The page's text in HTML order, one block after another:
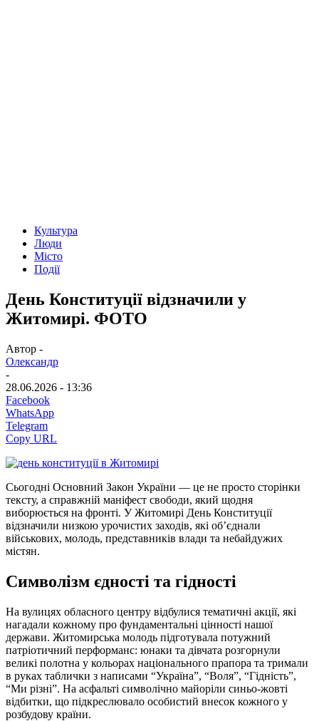
Культура
Люди
Місто
Події
День Конституції відзначили у
Житомирі. ФОТО
Автор -
Олександр
-
28.06.2026 - 13:36
Facebook
WhatsApp
Telegram
Copy URL
Сьогодні Основний Закон України — це не просто сторінки
тексту, а справжній маніфест свободи, який щодня
виборюється на фронті. У Житомирі День Конституції
відзначили низкою урочистих заходів, які об’єднали
військових, молодь, представників влади та небайдужих
містян.
Символізм єдності та гідності
На вулицях обласного центру відбулися тематичні акції, які
нагадали кожному про фундаментальні цінності нашої
держави. Житомирська молодь підготувала потужний
патріотичний перформанс: юнаки та дівчата розгорнули
великі полотна у кольорах національного прапора та тримали
в руках таблички з написами “Україна”, “Воля”, “Гідність”,
“Ми різні”. На асфальті символічно майоріли синьо-жовті
відбитки, що підкреслювало особистий внесок кожного у
розбудову країни.